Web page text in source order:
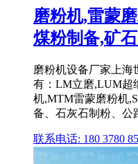
磨粉机,雷蒙
煤粉制备,矿
磨粉机设备厂家上海
有：LM立磨,LUM超
机,MTM雷蒙磨粉机
备、石灰石制粉、公
联系电话: 180 3780